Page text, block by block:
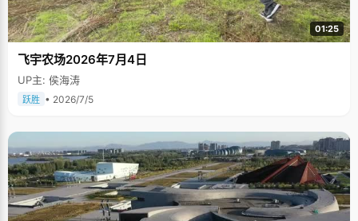
01:25
飞宇农场2026年7月4日
UP主: 侯海涛
跃胜 • 2026/7/5